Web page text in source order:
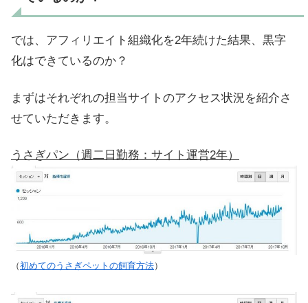
では、アフィリエイト組織化を2年続けた結果、黒字
化はできているのか？
まずはそれぞれの担当サイトのアクセス状況を紹介さ
せていただきます。
うさぎパン（週二日勤務：サイト運営2年）
（初めてのうさぎペットの飼育方法）